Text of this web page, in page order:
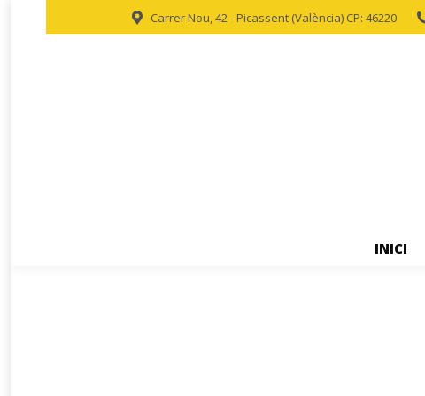
Carrer Nou, 42 - Picassent (València) CP: 46220
INICI